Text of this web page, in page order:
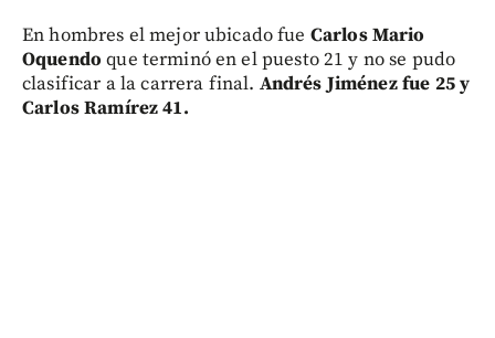
En hombres el mejor ubicado fue Carlos Mario
Oquendo que terminó en el puesto 21 y no se pudo
clasificar a la carrera final. Andrés Jiménez fue 25 y
Carlos Ramírez 41.